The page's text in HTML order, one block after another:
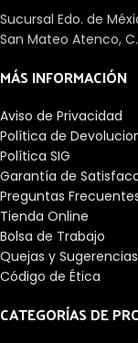
Sucursal Edo. de
San Mateo Atenco,
MÁS INFORMACIÓN
Aviso de Privacidad
Política de
Política SIG
Garantía de
Preguntas
Tienda Online
Bolsa de Trabajo
Quejas y Sugerencias
Código de Ética
CATEGORÍAS DE